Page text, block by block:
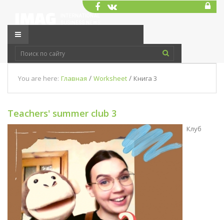
You are here: Главная / Worksheet / Книга 3
Teachers' summer club 3
Клуб